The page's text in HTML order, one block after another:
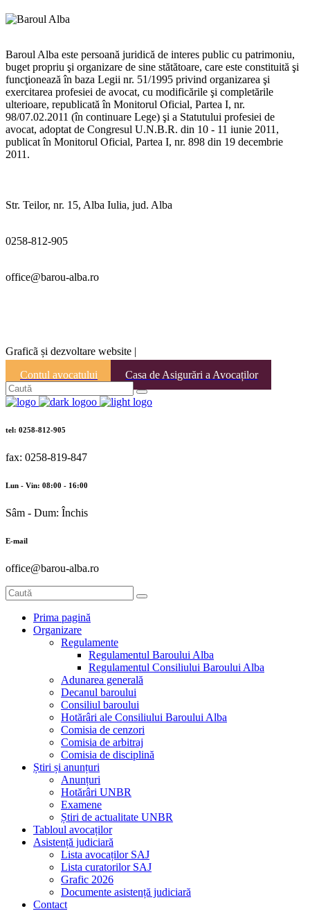
Baroul Alba este persoană juridică de interes public cu patrimoniu,
buget propriu şi organizare de sine stătătoare, care este constituită şi
funcţionează în baza Legii nr. 51/1995 privind organizarea şi
exercitarea profesiei de avocat, cu modificările şi completările
ulterioare, republicată în Monitorul Oficial, Partea I, nr.
98/07.02.2011 (în continuare Lege) şi a Statutului profesiei de
avocat, adoptat de Congresul U.N.B.R. din 10 - 11 iunie 2011,
publicat în Monitorul Oficial, Partea I, nr. 898 din 19 decembrie
2011.
Str. Teilor, nr. 15, Alba Iulia, jud. Alba
0258-812-905
office@barou-alba.ro
Graficã și dezvoltare website |
Contul avocatului
Casa de Asigurări a Avocaților
tel: 0258-812-905
fax: 0258-819-847
Lun - Vin: 08:00 - 16:00
Sâm - Dum: Închis
E-mail
office@barou-alba.ro
Prima pagină
Organizare
Regulamente
Regulamentul Baroului Alba
Regulamentul Consiliului Baroului Alba
Adunarea generală
Decanul baroului
Consiliul baroului
Hotărâri ale Consiliului Baroului Alba
Comisia de cenzori
Comisia de arbitraj
Comisia de disciplină
Știri și anunțuri
Anunțuri
Hotărâri UNBR
Examene
Știri de actualitate UNBR
Tabloul avocaților
Asistență judiciară
Lista avocaților SAJ
Lista curatorilor SAJ
Grafic 2026
Documente asistență judiciară
Contact